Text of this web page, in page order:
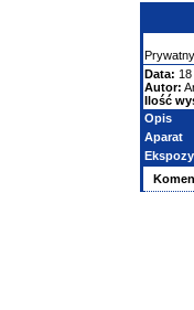
Data:
Autor:
Ilość
Opis
Aparat